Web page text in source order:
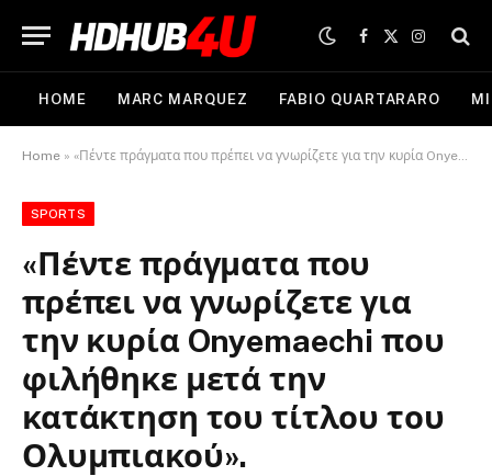
Facebook
X
(Twitter)
Instagram
HOME MARC MARQUEZ FABIO QUARTARARO
Home » «Πέντε πράγματα που πρέπει να γνωρίζετε για την κυρία Onyemaechi που φιλήθηκε μετά την κατάκτηση του τίτλου του Ολυμπιακού».
SPORTS
«Πέντε πράγματα που
πρέπει να γνωρίζετε για
την κυρία Onyemaechi που
φιλήθηκε μετά την
κατάκτηση του τίτλου του
Ολυμπιακού».